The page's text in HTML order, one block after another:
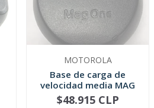
MOTOROLA
Base de carga de
velocidad media MAG
ONE PMLN4685
AGOTADO
$48.915 CLP